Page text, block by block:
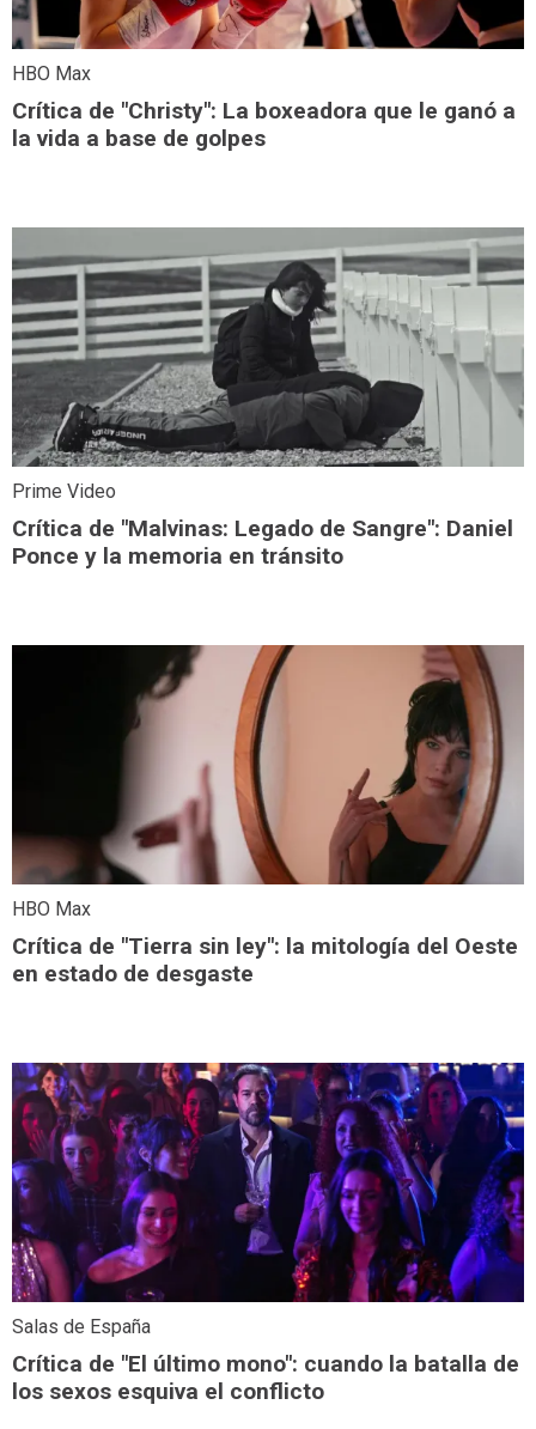
HBO Max
Crítica de "Christy": La boxeadora que le ganó a
la vida a base de golpes
Prime Video
Crítica de "Malvinas: Legado de Sangre": Daniel
Ponce y la memoria en tránsito
HBO Max
Crítica de "Tierra sin ley": la mitología del Oeste
en estado de desgaste
Salas de España
Crítica de "El último mono": cuando la batalla de
los sexos esquiva el conflicto